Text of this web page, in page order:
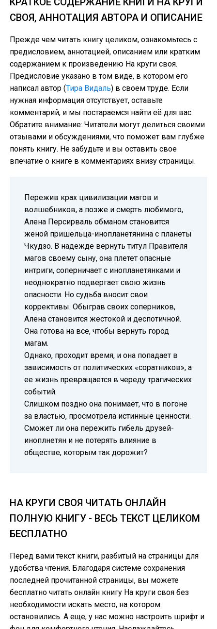
СВОЯ, АННОТАЦИЯ АВТОРА И ОПИСАНИЕ
Прежде чем читать книгу целиком, ознакомьтесь с
предисловием, аннотацией, описанием или кратким
содержанием к произведению На круги своя.
Предисловие указано в том виде, в котором его
написал автор (Тира Видаль) в своем труде. Если
нужная информация отсутствует, оставьте
комментарий, и мы постараемся найти её для вас.
Обратите внимание: Читатели могут делиться своими
отзывами и обсуждениями, что поможет вам глубже
понять книгу. Не забудьте и вы оставить свое
впечатие о книге в комментариях внизу страницы.
Пережив крах цивилизации магов и
волшебников, а позже и смерть любимого,
Алена Персирваль обманом становится
женой пришельца-инопланетянина с планеты
Чкудзо. В надежде вернуть титул Правителя
магов своему сыну, она плетет опасные
интриги, соперничает с инопланетянками и
неоднократно подвергает свою жизнь
опасности. Но судьба вносит свои
коррективы. Обыграв своих соперников,
Алена становится жестокой и деспотичной.
Она готова на все, чтобы вернуть город
магам.
Однако, проходит время, и она попадает в
зависимость от политических «соратников», а
ее жизнь превращается в череду трагических
событий.
Слишком поздно она понимает, что в погоне
за властью, просмотрела истинные ценности.
Сможет ли она пережить гибель друзей-
иноплнетян и не потерять влияние в
обществе, которым так дорожит?
НА КРУГИ СВОЯ ЧИТАТЬ ОНЛАЙН
ПОЛНУЮ КНИГУ - ВЕСЬ ТЕКСТ ЦЕЛИКОМ
БЕСПЛАТНО
Перед вами текст книги, разбитый на страницы для
удобства чтения. Благодаря системе сохранения
последней прочитанной страницы, вы можете
бесплатно читать онлайн книгу На круги своя без
необходимости искать место, на котором
остановились. А еще, у нас можно настроить шрифт и